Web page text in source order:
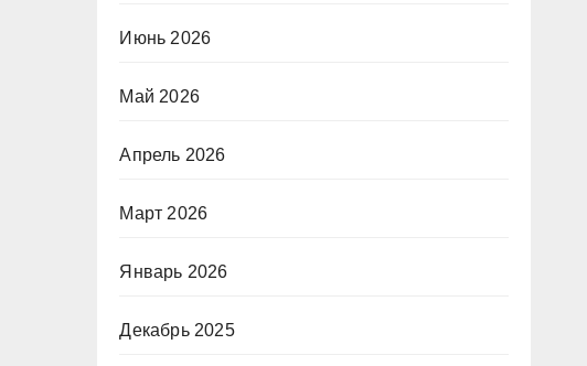
Июнь 2026
Май 2026
Апрель 2026
Март 2026
Январь 2026
Декабрь 2025